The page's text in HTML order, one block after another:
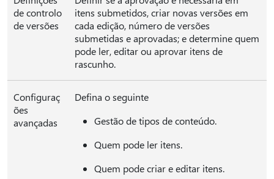
de controlo
de versões
itens submetidos, criar novas versões em
cada edição, número de versões
submetidas e aprovadas; e determine quem
pode ler, editar ou aprovar itens de
rascunho.
Configuraç
ões
avançadas
Defina o seguinte
Gestão de tipos de conteúdo.
Quem pode ler itens.
Quem pode criar e editar itens.